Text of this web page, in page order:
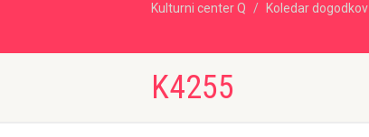
Kulturni center Q Koledar dogodkov
K4255